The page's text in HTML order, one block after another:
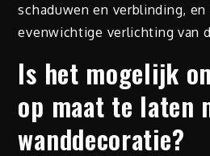
schaduwen en verblinding,
evenwichtige verlichting van
Is het mogelijk
op maat te laten
wanddecoratie?